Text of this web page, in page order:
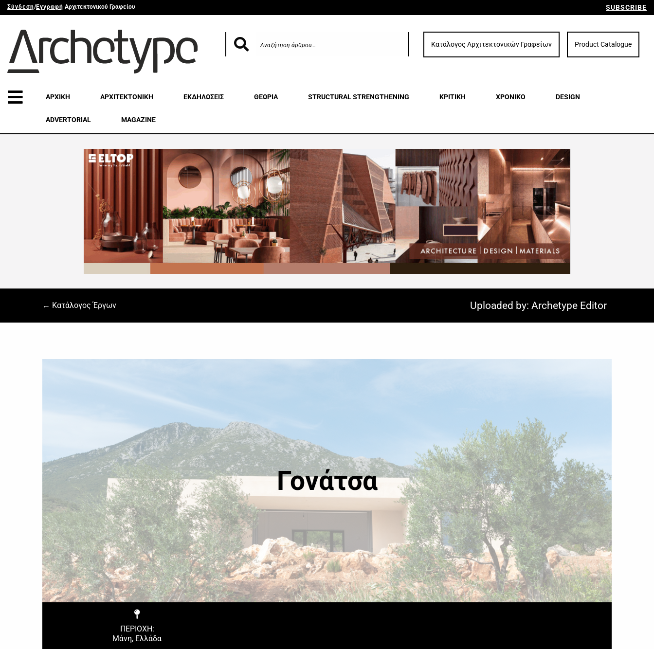
Σύνδεση/Εγγραφή Αρχιτεκτονικού Γραφείου SUBSCRIBE
Κατάλογος Αρχιτεκτονικών Γραφείων Product Catalogue
ΑΡΧΙΚΗ ΑΡΧΙΤΕΚΤΟΝΙΚΗ ΕΚΔΗΛΩΣΕΙΣ ΘΕΩΡΙΑ STRUCTURAL STRENGTHENING ΚΡΙΤΙΚΗ ΧΡΟΝΙΚΟ DESIGN
ADVERTORIAL MAGAZINE
← Κατάλογος Έργων Uploaded by: Archetype Editor
Γονάτσα
ΠΕΡΙΟΧΗ:
Μάνη, Ελλάδα